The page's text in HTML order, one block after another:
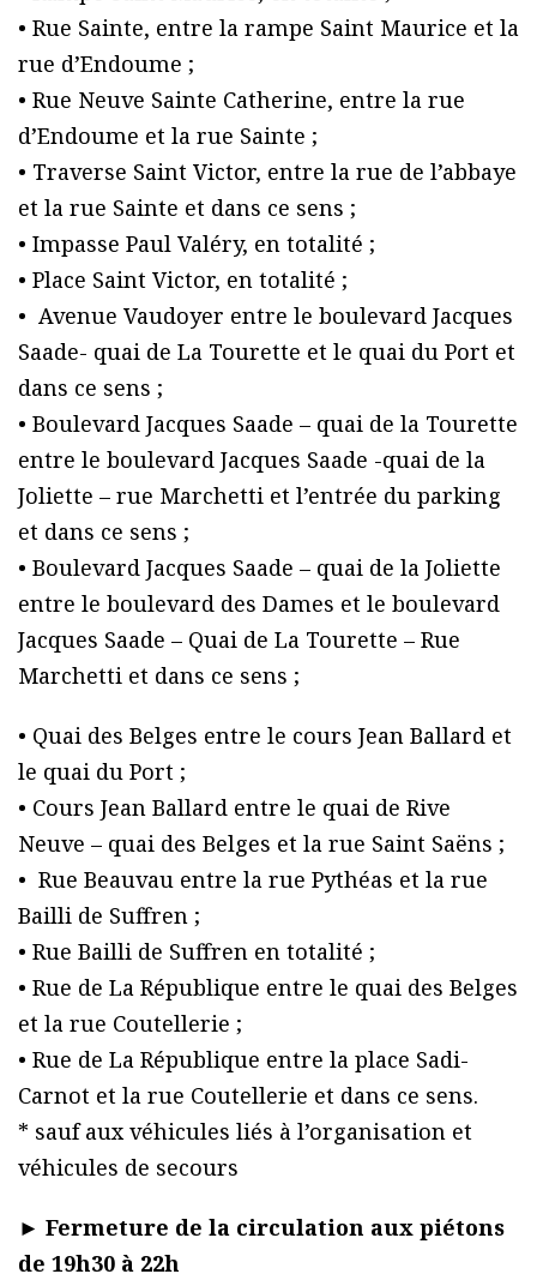
• Rue Sainte, entre la rampe Saint Maurice et la
rue d’Endoume ;
• Rue Neuve Sainte Catherine, entre la rue
d’Endoume et la rue Sainte ;
• Traverse Saint Victor, entre la rue de l’abbaye
et la rue Sainte et dans ce sens ;
• Impasse Paul Valéry, en totalité ;
• Place Saint Victor, en totalité ;
• Avenue Vaudoyer entre le boulevard Jacques
Saade- quai de La Tourette et le quai du Port et
dans ce sens ;
• Boulevard Jacques Saade – quai de la Tourette
entre le boulevard Jacques Saade -quai de la
Joliette – rue Marchetti et l’entrée du parking
et dans ce sens ;
• Boulevard Jacques Saade – quai de la Joliette
entre le boulevard des Dames et le boulevard
Jacques Saade – Quai de La Tourette – Rue
Marchetti et dans ce sens ;
• Quai des Belges entre le cours Jean Ballard et
le quai du Port ;
• Cours Jean Ballard entre le quai de Rive
Neuve – quai des Belges et la rue Saint Saëns ;
• Rue Beauvau entre la rue Pythéas et la rue
Bailli de Suffren ;
• Rue Bailli de Suffren en totalité ;
• Rue de La République entre le quai des Belges
et la rue Coutellerie ;
• Rue de La République entre la place Sadi-
Carnot et la rue Coutellerie et dans ce sens.
* sauf aux véhicules liés à l’organisation et
véhicules de secours
► Fermeture de la circulation aux piétons
de 19h30 à 22h